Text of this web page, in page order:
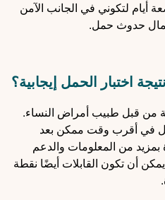
أيام لتكوني في الجانب الآمن
حدوث حمل.
اختبار الحمل إيجابية؟
من قبل طبيب أمراض النساء.
في أقرب وقت ممكن بعد
من المعلومات والدعم
أن تكون القابلات أيضًا نقطة